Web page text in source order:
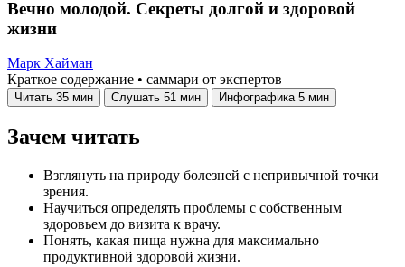
Вечно молодой. Секреты долгой и здоровой
жизни
Марк Хайман
Краткое содержание • саммари от экспертов
Читать 35 мин Слушать 51 мин Инфографика 5 мин
Зачем читать
Взглянуть на природу болезней с непривычной точки
зрения.
Научиться определять проблемы с собственным
здоровьем до визита к врачу.
Понять, какая пища нужна для максимально
продуктивной здоровой жизни.